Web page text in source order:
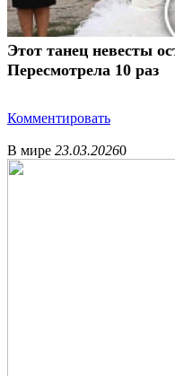
Этот танец невесты
Пересмотрела 10 раз
Комментировать
В мире 23.03.20260